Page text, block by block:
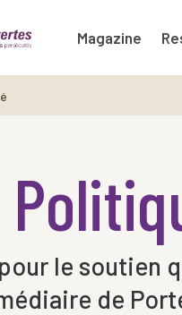
Magazine
le soutien
de